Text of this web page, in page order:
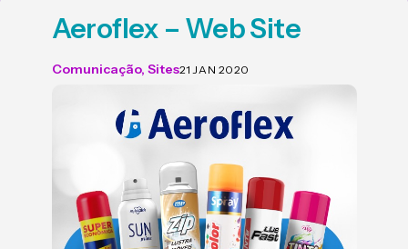
Aeroflex – Web Site
Comunicação, Sites21 JAN 2020